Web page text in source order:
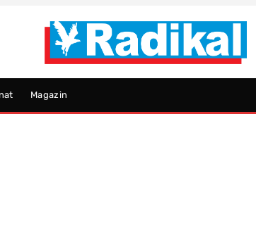
Magazin